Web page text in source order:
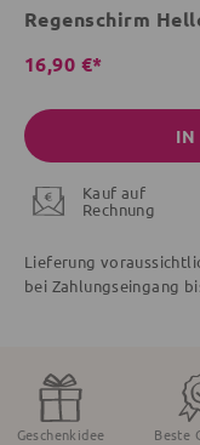
Regenschirm
16,90 €*
IN
Kauf auf
Rechnung
Lieferung
bei Zahlungseingang
Geschenkidee Beste